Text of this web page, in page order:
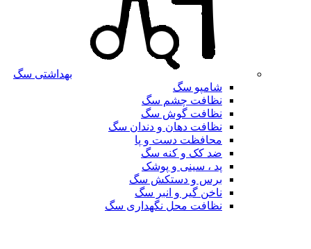
بهداشتی سگ
شامپو سگ
نظافت چشم سگ
نظافت گوش سگ
نظافت دهان و دندان سگ
محافظت دست و پا
ضد کک و کنه سگ
پد ، سینی و پوشک
برس و دستکش سگ
ناخن گیر و انبر سگ
نظافت محل نگهداری سگ